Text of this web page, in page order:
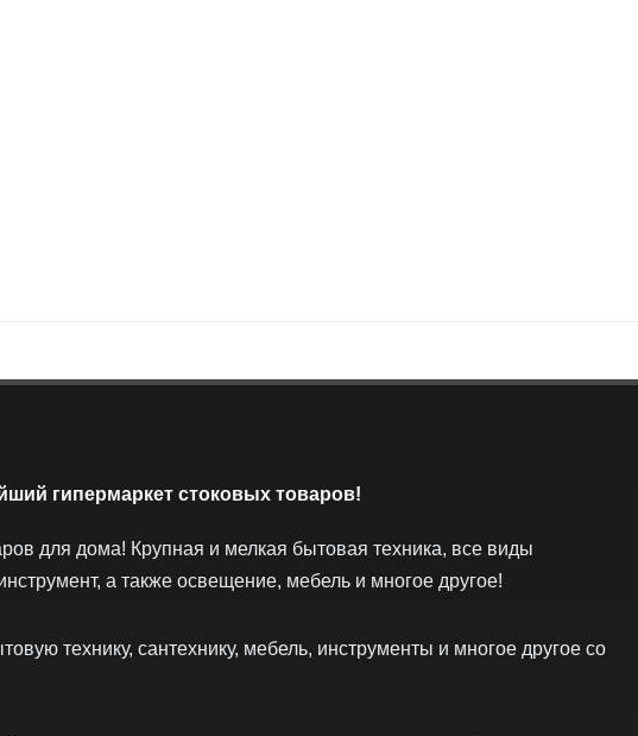
гипермаркет стоковых товаров!
для дома! Крупная и мелкая бытовая техника, все виды
а также освещение, мебель и многое другое!
технику, сантехнику, мебель, инструменты и многое другое со